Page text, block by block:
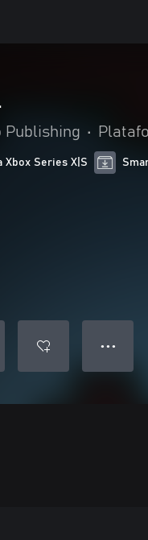
Publishing •
Xbox Series X|S
● ● ●